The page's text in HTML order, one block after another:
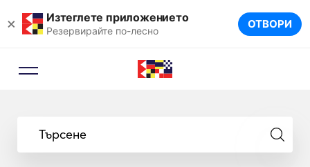
× Изтеглете приложението
Резервирайте по-лесно ОТВОРИ
Търсене